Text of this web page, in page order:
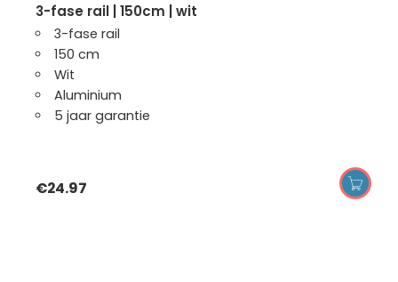
3-fase rail | 150cm | wit
3-fase rail
150 cm
Wit
Aluminium
5 jaar garantie
€24.97